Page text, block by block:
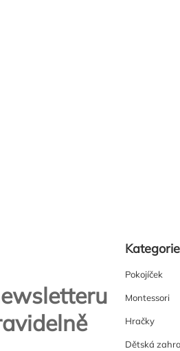
Kategorie
Pokojíček
Montessori
Hračky
Dětská